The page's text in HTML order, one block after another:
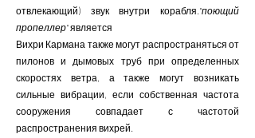
отвлекающий) звук внутри корабля. "поющий
пропеллер"является
Вихри Кармана также могут распространяться от
пилонов и дымовых труб при определенных
скоростях ветра, а также могут возникать
сильные вибрации, если собственная частота
сооружения совпадает с частотой
распространения вихрей.